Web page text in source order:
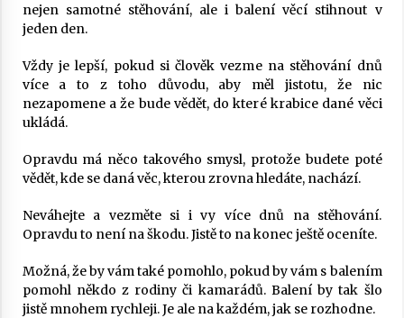
nejen samotné stěhování, ale i balení věcí stihnout v
jeden den.
Vždy je lepší, pokud si člověk vezme na stěhování dnů
více a to z toho důvodu, aby měl jistotu, že nic
nezapomene a že bude vědět, do které krabice dané věci
ukládá.
Opravdu má něco takového smysl, protože budete poté
vědět, kde se daná věc, kterou zrovna hledáte, nachází.
Neváhejte a vezměte si i vy více dnů na stěhování.
Opravdu to není na škodu. Jistě to na konec ještě oceníte.
Možná, že by vám také pomohlo, pokud by vám s balením
pomohl někdo z rodiny či kamarádů. Balení by tak šlo
jistě mnohem rychleji. Je ale na každém, jak se rozhodne.